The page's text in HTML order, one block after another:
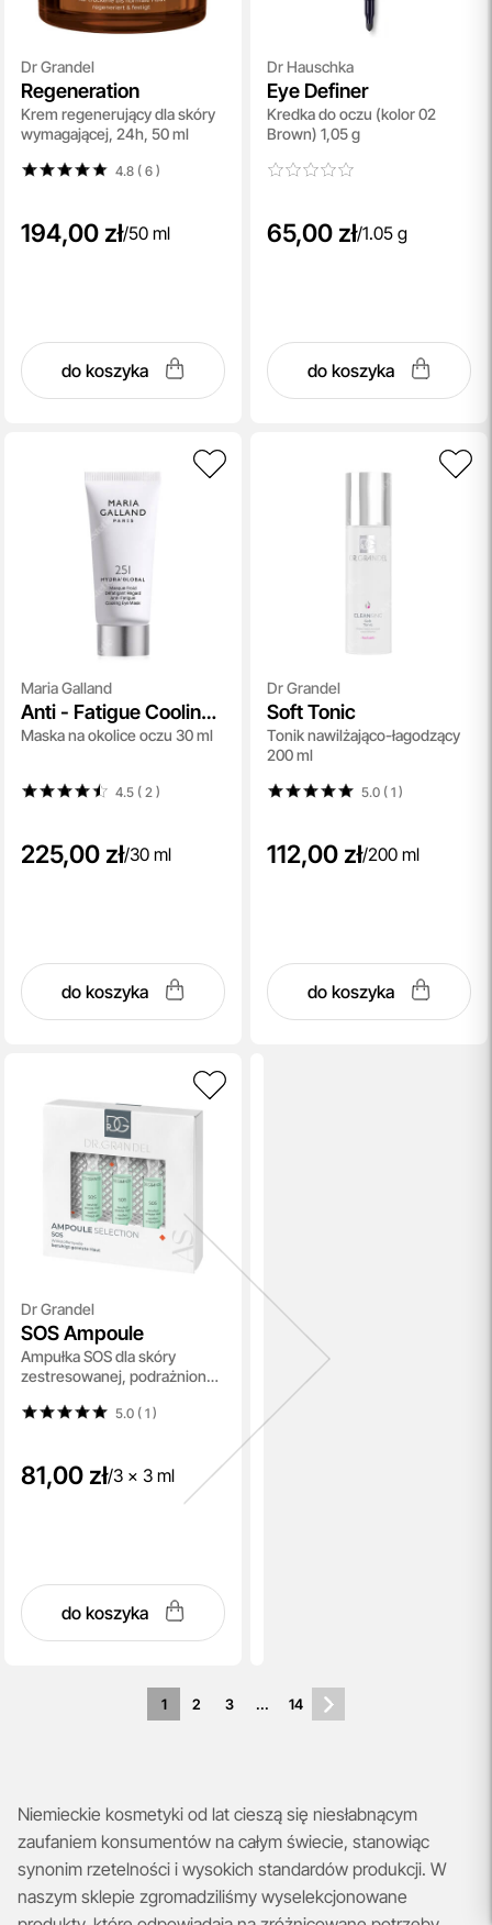
Dr Grandel
Regeneration
Krem regenerujący dla skóry
wymagającej, 24h, 50 ml
4.8 ( 6)
194,00 zł/50 ml
do koszyka
Dr Hauschka
Eye Definer
Kredka do oczu (kolor 02
Brown) 1,05 g
65,00 zł/1.05 g
do koszyka
Maria Galland
Anti - Fatigue Cooling
Eye Mask (251)
Maska na okolice oczu 30 ml
4.5 ( 2 )
225,00 zł/30 ml
do koszyka
Dr Grandel
Soft Tonic
Tonik nawilżająco-łagodzący
200 ml
5.0 ( 1)
112,00 zł/200 ml
do koszyka
Dr Grandel
SOS Ampoule
Ampułka SOS dla skóry
zestresowanej, podrażnionej,
5.0 ( 1)
81,00 zł/3 x 3 ml
do koszyka
1 2 3 ... 14
Niemieckie kosmetyki od lat cieszą się niesłabnącym
zaufaniem konsumentów na całym świecie, stanowiąc
synonim rzetelności i wysokich standardów produkcji. W
naszym sklepie zgromadziliśmy wyselekcjonowane